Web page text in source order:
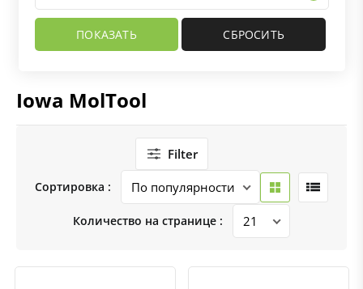
Iowa MolTool
Filter
Сортировка :
Количество на странице :